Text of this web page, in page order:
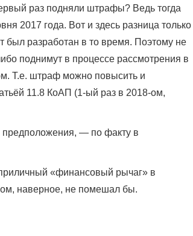
раз подняли штрафы? Ведь тогда
2017 года. Вот и здесь разница только
был разработан в то время. Поэтому не
поднимут в процессе рассмотрения в
Т.е. штраф можно повысить и
11.8 КоАП (1-ый раз в 2018-ом,
предположения, — по факту в
«финансовый рычаг» в
наверное, не помешал бы.